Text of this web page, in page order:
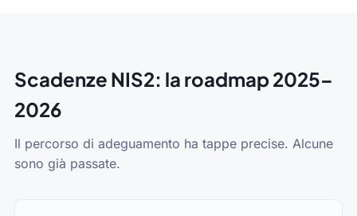
Scadenze NIS2: la roadmap 2025–
2026
Il percorso di adeguamento ha tappe precise. Alcune
sono già passate.